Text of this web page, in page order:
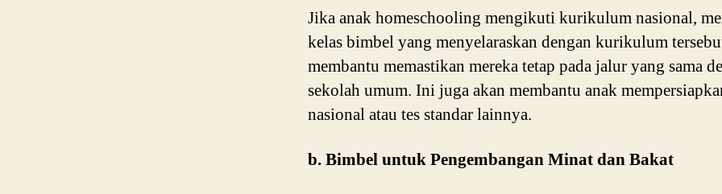
Jika anak homeschooling mengikuti kurikulum nasional,
kelas bimbel yang menyelaraskan dengan kurikulum
membantu memastikan mereka tetap pada jalur yang sama
sekolah umum. Ini juga akan membantu anak
nasional atau tes standar lainnya.
b. Bimbel untuk Pengembangan Minat dan Bakat